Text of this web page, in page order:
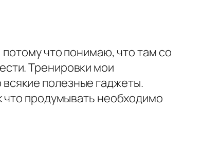
что понимаю, что там со
Тренировки мои
полезные гаджеты.
что продумывать необходимо